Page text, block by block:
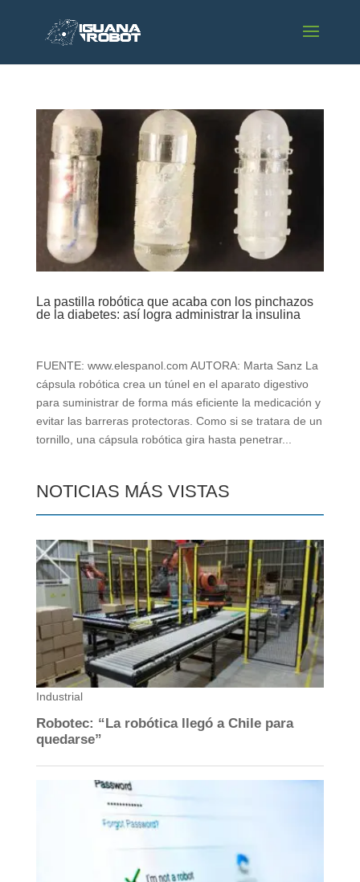
La pastilla robótica que acaba con los pinchazos
de la diabetes: así logra administrar la insulina
FUENTE: www.elespanol.com AUTORA: Marta Sanz La
cápsula robótica crea un túnel en el aparato digestivo
para suministrar de forma más eficiente la medicación y
evitar las barreras protectoras. Como si se tratara de un
tornillo, una cápsula robótica gira hasta penetrar...
NOTICIAS MÁS VISTAS